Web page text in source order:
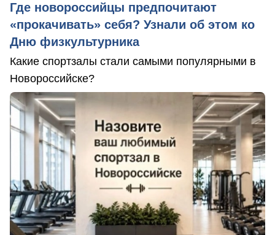
Где новороссийцы предпочитают
«прокачивать» себя? Узнали об этом ко
Дню физкультурника
Какие спортзалы стали самыми популярными в
Новороссийске?